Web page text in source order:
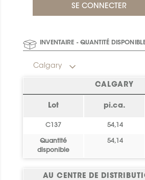
INVENTAIRE - QUANTITÉ
Calgary
CALGARY
Lot pi.ca.
C137 54,14
Quantité
disponible
54,14
AU CENTRE DE